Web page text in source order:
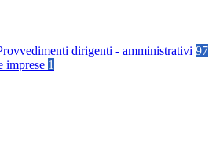
dirigenti - amministrativi 97
imprese 1